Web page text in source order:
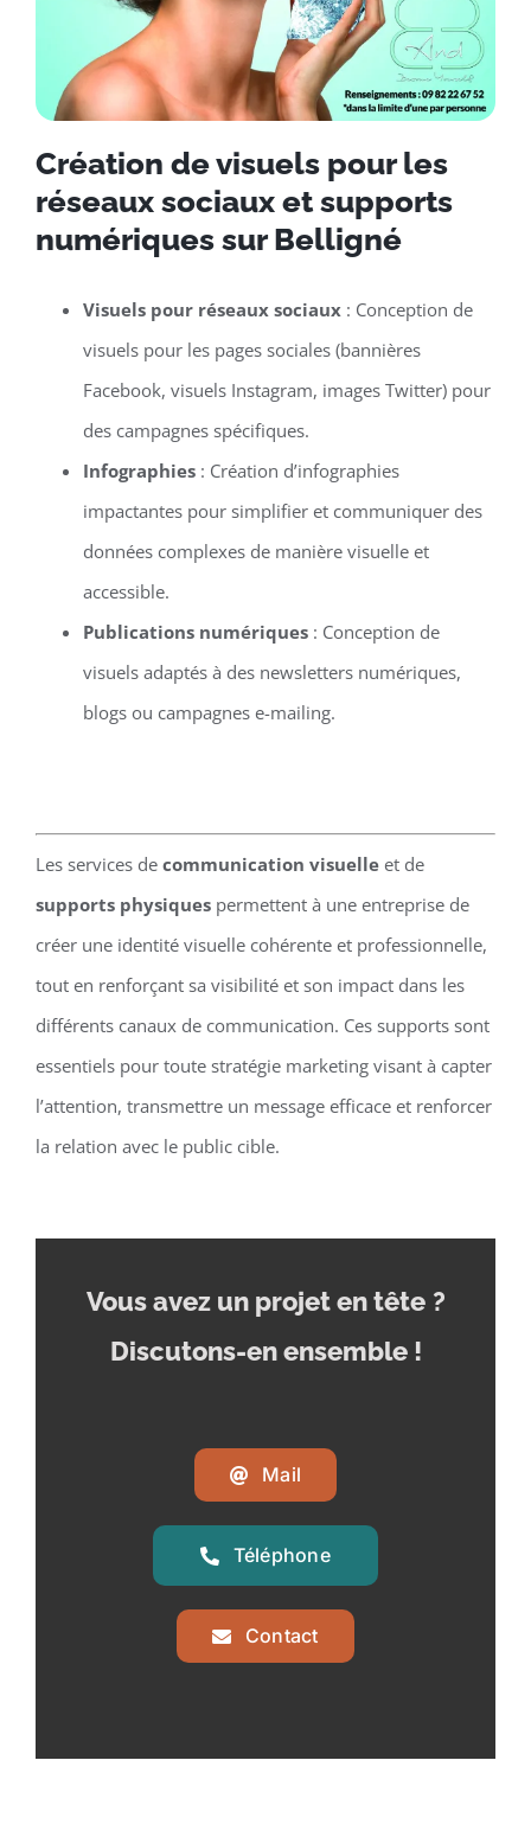
Création de visuels pour les
réseaux sociaux et supports
numériques sur Belligné
Visuels pour réseaux sociaux: Conception de
visuels pour les pages sociales (bannières
Facebook, visuels Instagram, images Twitter) pour
des campagnes spécifiques.
Infographies: Création d’infographies
impactantes pour simplifier et communiquer des
données complexes de manière visuelle et
accessible.
Publications numériques: Conception de
visuels adaptés à des newsletters numériques,
blogs ou campagnes e-mailing.
Les services de communication visuelleet de
supports physiquespermettent à une entreprise de
créer une identité visuelle cohérente et professionnelle,
tout en renforçant sa visibilité et son impact dans les
différents canaux de communication. Ces supports sont
essentiels pour toute stratégie marketing visant à capter
l’attention, transmettre un message efficace et renforcer
la relation avec le public cible.
Vous avez un projet en tête ?
Discutons-en ensemble !
Mail
Téléphone
Contact